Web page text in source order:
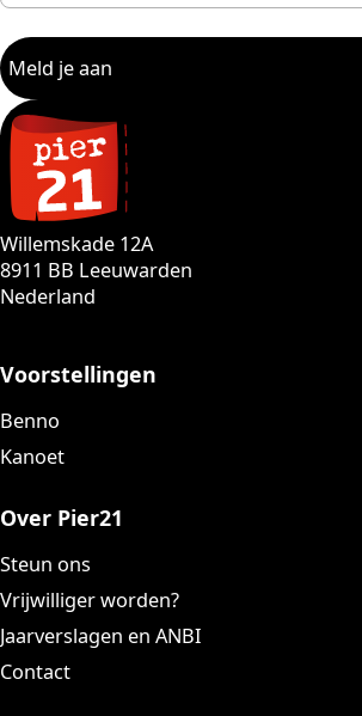
Meld je aan
Willemskade 12A
8911 BB Leeuwarden
Nederland
Voorstellingen
Benno
Kanoet
Over Pier21
Steun ons
Vrijwilliger worden?
Jaarverslagen en ANBI
Contact